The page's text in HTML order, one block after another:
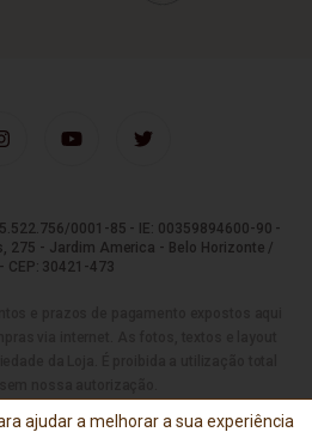
0001-85 - IE: 00359894600-90 -
275 - Jardim America - Belo Horizonte /
CEP: 30421-473
ajudar a melhorar a sua experiência